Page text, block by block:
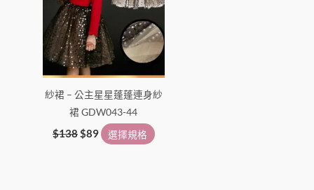
紗裙 – 公主星星蓬蓬連身紗
裙 GDW043-44
$138$89 選擇規格
擇
選
項